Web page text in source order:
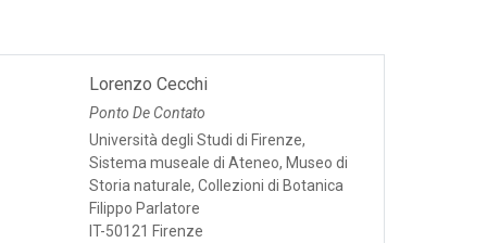
Lorenzo Cecchi
Ponto De Contato
Università degli Studi di Firenze,
Sistema museale di Ateneo, Museo di
Storia naturale, Collezioni di Botanica
Filippo Parlatore
IT-50121 Firenze